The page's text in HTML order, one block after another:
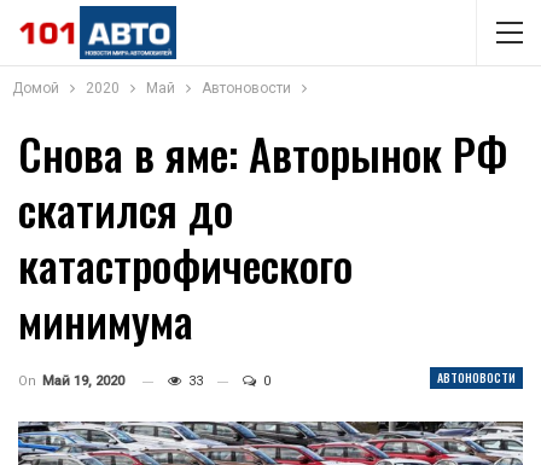
Домой 2020 Май Автоновости
Снова в яме: Авторынок РФ
скатился до
катастрофического
минимума
АВТОНОВОСТИ
On Май 19, 2020 33 0